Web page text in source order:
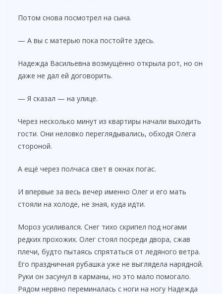
Потом снова посмотрел на сына.
— А вы с матерью пока постойте здесь.
Надежда Васильевна возмущённо открыла рот, но он
даже не дал ей договорить.
— Я сказал — на улице.
Через несколько минут из квартиры начали выходить
гости. Они неловко переглядывались, обходя Олега
стороной.
А ещё через полчаса свет в окнах погас.
И впервые за весь вечер именно Олег и его мать
стояли на холоде, не зная, куда идти.
Мороз усиливался. Снег тихо скрипел под ногами
редких прохожих. Олег стоял посреди двора, сжав
плечи, будто пытаясь спрятаться от ледяного ветра.
Его праздничная рубашка уже не выглядела нарядной.
Руки он засунул в карманы, но это мало помогало.
Рядом нервно переминалась с ноги на ногу Надежда